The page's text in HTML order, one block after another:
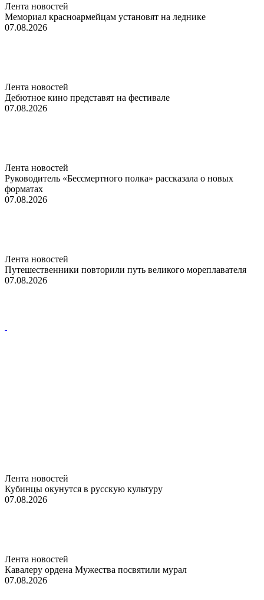
Лента новостей
Мемориал красноармейцам установят на леднике
07.08.2026
Лента новостей
Дебютное кино представят на фестивале
07.08.2026
Лента новостей
Руководитель «Бессмертного полка» рассказала о новых
форматах
07.08.2026
Лента новостей
Путешественники повторили путь великого мореплавателя
07.08.2026
Лента новостей
Кубинцы окунутся в русскую культуру
07.08.2026
Лента новостей
Кавалеру ордена Мужества посвятили мурал
07.08.2026